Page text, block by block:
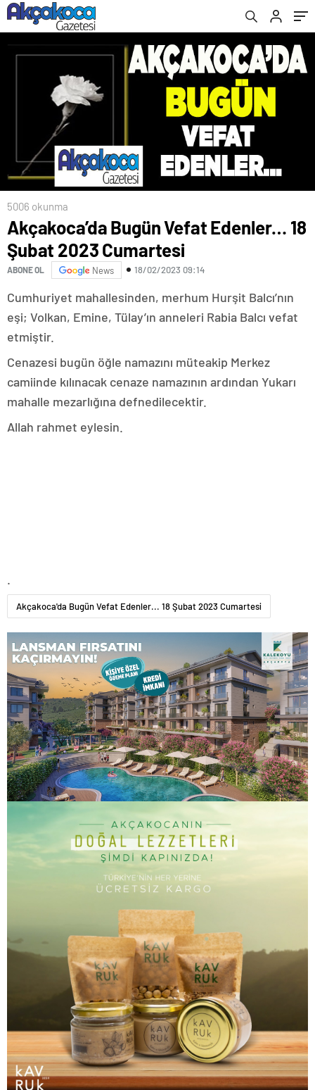
5006 okunma
Akçakoca’da Bugün Vefat Edenler… 18
Şubat 2023 Cumartesi
ABONE OL News 18/02/2023 09:14
Cumhuriyet mahallesinden, merhum Hurşit Balcı’nın
eşi; Volkan, Emine, Tülay’ın anneleri Rabia Balcı vefat
etmiştir.
Cenazesi bugün öğle namazını müteakip Merkez
camiinde kılınacak cenaze namazının ardından Yukarı
mahalle mezarlığına defnedilecektir.
Allah rahmet eylesin.
Akçakoca'da Bugün Vefat Edenler... 18 Şubat 2023 Cumartesi